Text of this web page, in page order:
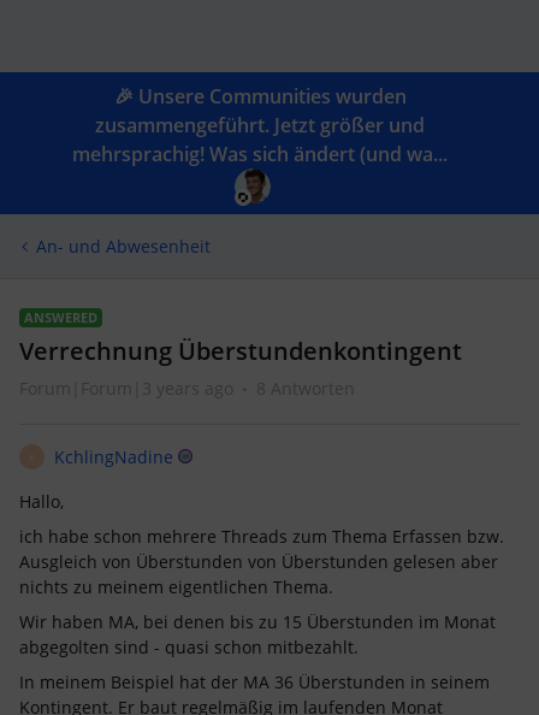
🎉 Unsere Communities wurden
zusammengeführt. Jetzt größer und
mehrsprachig! Was sich ändert (und wa...
An- und Abwesenheit
ANSWERED
Verrechnung Überstundenkontingent
Forum|Forum|3 years ago 8 Antworten
KchlingNadine
Hallo,
ich habe schon mehrere Threads zum Thema Erfassen bzw.
Ausgleich von Überstunden von Überstunden gelesen aber
nichts zu meinem eigentlichen Thema.
Wir haben MA, bei denen bis zu 15 Überstunden im Monat
abgegolten sind - quasi schon mitbezahlt.
In meinem Beispiel hat der MA 36 Überstunden in seinem
Kontingent. Er baut regelmäßig im laufenden Monat